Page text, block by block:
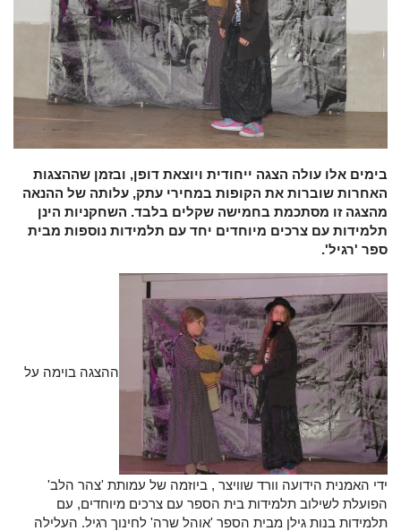
בימים אלו עולה הצגה ייחודית ויוצאת דופן, ובזמן שההצגות
האחרות שוברות את הקופות במחירי עתק, עלותה של ההנאה
מהצגה זו מסתכמת בחמישה שקלים בלבד. השחקניות הינן
תלמידות עם צרכים מיוחדים יחד עם תלמידות נוספות מבית
ספר 'רגיל'.
ההצגה בוימה על
ידי האמנית הידועה וורד שוויצר , ביוזמה של עמותת 'צהר הלב'
הפועלת לשילוב תלמידות בית הספר עם צרכים מיוחדים, עם
תלמידות בנות גילן מבית הספר 'אוהל שרה' לחינוך רגיל. העלילה